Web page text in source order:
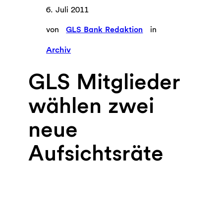
6. Juli 2011
von GLS Bank Redaktion in
Archiv
GLS Mitglieder
wählen zwei
neue
Aufsichtsräte